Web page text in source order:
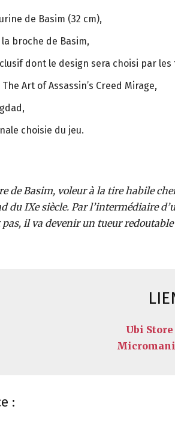
de Basim (32 cm),
broche de Basim,
dont le design sera choisi par les
Art of Assassin’s Creed Mirage,
choisie du jeu.
de Basim, voleur à la tire habile
du IXe siècle. Par l’intermédiaire
pas, il va devenir un tueur
Ubi Store
: